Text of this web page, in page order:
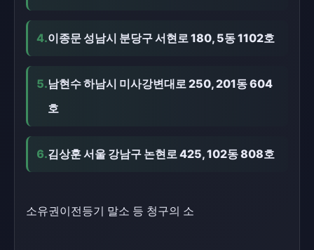
4.이종문 성남시 분당구 서현로 180, 5동 1102호
5.남현수 하남시 미사강변대로 250, 201동 604
호
6.김상훈 서울 강남구 논현로 425, 102동 808호
소유권이전등기 말소 등 청구의 소